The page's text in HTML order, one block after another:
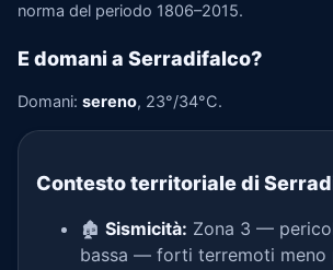
norma del periodo 1806–2015.
E domani a Serradifalco?
Domani: sereno, 23°/34°C.
Contesto territoriale di
🏚️ Sismicità: Zona 3 —
bassa — forti terremoti meno